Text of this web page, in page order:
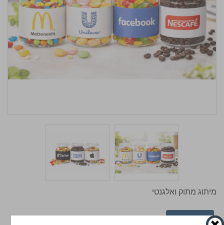
מיתוג מתוק ואלגנטי